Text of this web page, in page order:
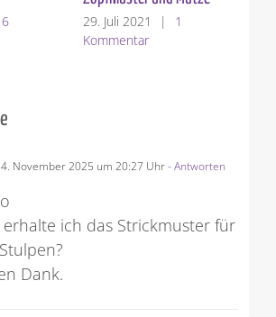
6
29. Juli 2021
|
1
Kommentar
November 2025 um 20:27 Uhr- Antworten
erhalte ich das Strickmuster für
Dank.